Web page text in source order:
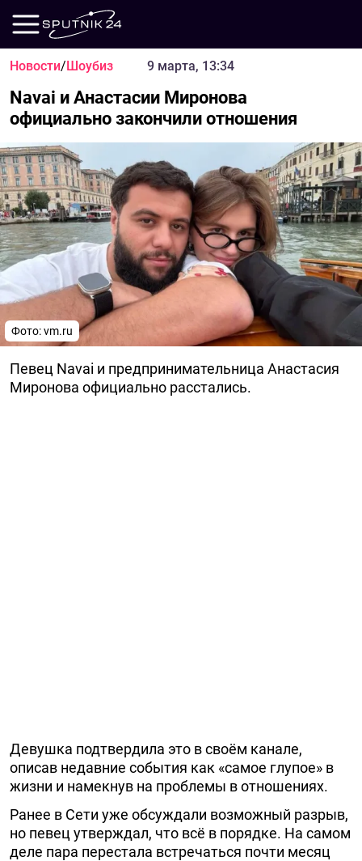
Новости/Шоубиз 9 марта, 13:34
Navai и Анастасии Миронова
официально закончили отношения
Фото:vm.ru
Певец Navai и предпринимательница Анастасия
Миронова официально расстались.
Девушка подтвердила это в своём канале,
описав недавние события как «самое глупое» в
жизни и намекнув на проблемы в отношениях.
Ранее в Сети уже обсуждали возможный разрыв,
но певец утверждал, что всё в порядке. На самом
деле пара перестала встречаться почти месяц